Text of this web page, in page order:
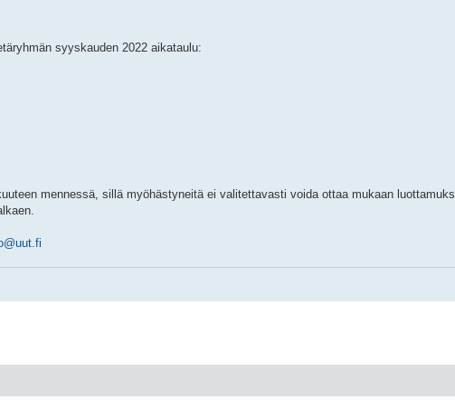
syyskauden 2022 aikataulu:
mennessä, sillä myöhästyneitä ei valitettavasti voida ottaa mukaan